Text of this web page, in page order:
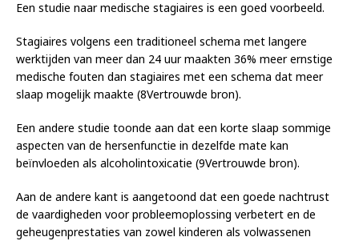
Een studie naar medische stagiaires is een goed voorbeeld.
Stagiaires volgens een traditioneel schema met langere
werktijden van meer dan 24 uur maakten 36% meer ernstige
medische fouten dan stagiaires met een schema dat meer
slaap mogelijk maakte (8Vertrouwde bron).
Een andere studie toonde aan dat een korte slaap sommige
aspecten van de hersenfunctie in dezelfde mate kan
beïnvloeden als alcoholintoxicatie (9Vertrouwde bron).
Aan de andere kant is aangetoond dat een goede nachtrust
de vaardigheden voor probleemoplossing verbetert en de
geheugenprestaties van zowel kinderen als volwassenen